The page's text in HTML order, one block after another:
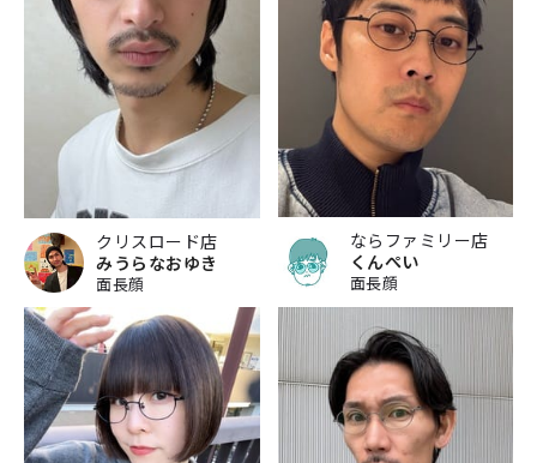
クリスロード店
みうらなおゆき
面長顔
ならファミリー店
くんぺい
面長顔